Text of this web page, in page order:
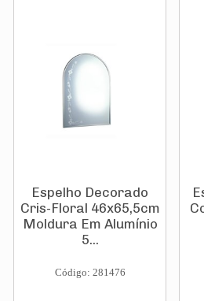
Espelho Decorado
Cris-Floral 46x65,5cm
Moldura Em Alumínio
5...
Código: 281476